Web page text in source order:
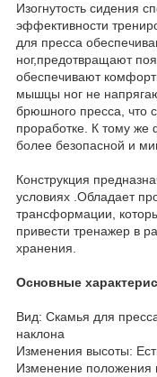
Изогнутость сидения
эффективности
для пресса
ног,предотвращают
обеспечивают
мышцы ног не
брюшного пресса, что
проработке. К тому же
более безопасной и
Конструкция
условиях .Обладает
трансформации,
привести тренажер в
хранения.
Основные
Вид: Скамья для
наклона
Изменения высоты:
Изменение положения